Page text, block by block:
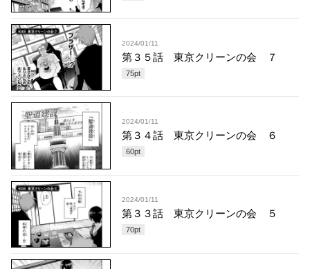
2024/01/11
第３５話 東京クリーンの会 ７
75pt
2024/01/11
第３４話 東京クリーンの会 ６
60pt
2024/01/11
第３３話 東京クリーンの会 ５
70pt